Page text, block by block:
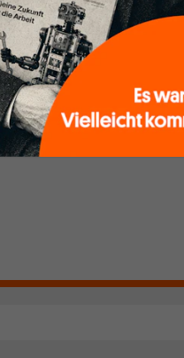
Autoren,
Wissen und
scheren
aus.
Schon